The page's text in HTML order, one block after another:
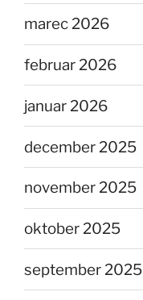
marec 2026
februar 2026
januar 2026
december 2025
november 2025
oktober 2025
september 2025